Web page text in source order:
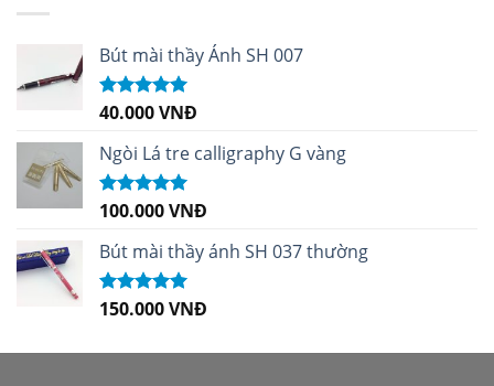
Bút mài thầy Ánh SH 007
Được xếp
sao
40.000VNĐ
Ngòi Lá tre calligraphy G vàng
Được xếp
sao
100.000VNĐ
Bút mài thầy ánh SH 037 thường
Được xếp
150.000VNĐ